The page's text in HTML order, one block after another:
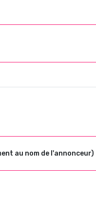
au nom de l'annonceur)